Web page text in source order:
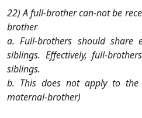
22) A full-brother can-not be
brother
a. Full-brothers should share
siblings. Effectively, full-
siblings.
b. This does not apply to the
maternal-brother)